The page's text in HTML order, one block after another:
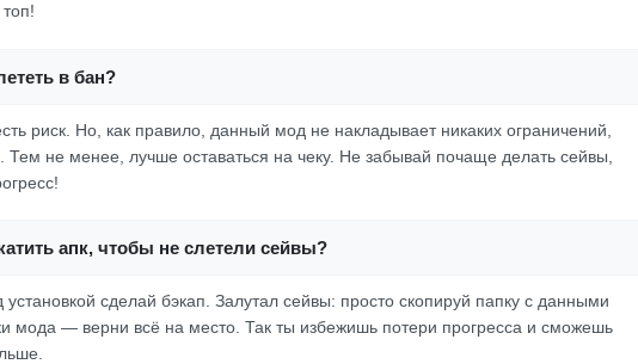
в бан?
риск. Но, как правило, данный мод не накладывает никаких ограничений,
Тем не менее, лучше оставаться на чеку. Не забывай почаще делать сейвы,
апк, чтобы не слетели сейвы?
установкой сделай бэкап. Залутал сейвы: просто скопируй папку с данными
мода — верни всё на место. Так ты избежишь потери прогресса и сможешь